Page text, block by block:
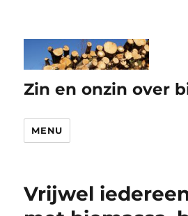
Zin en onzin over
MENU
Vrijwel